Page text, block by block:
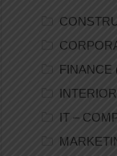
FINANCE
IT –